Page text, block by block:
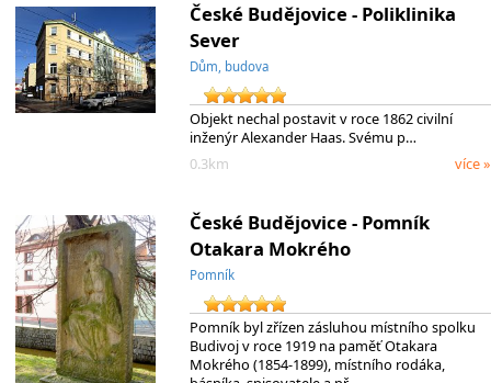
České Budějovice - Poliklinika
Sever
Dům, budova
Objekt nechal postavit v roce 1862 civilní
inženýr Alexander Haas. Svému p…
0.3km
více »
České Budějovice - Pomník
Otakara Mokrého
Pomník
Pomník byl zřízen zásluhou místního spolku
Budivoj v roce 1919 na paměť Otakara
Mokrého (1854-1899), místního rodáka,